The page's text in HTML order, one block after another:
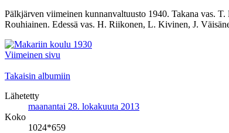
Pälkjärven viimeinen kunnanvaltuusto 1940. Takana vas.
Rouhiainen. Edessä vas. H. Riikonen, L. Kivinen, J.
Viimeinen sivu
Takaisin albumiin
Lähetetty
maanantai 28. lokakuuta 2013
Koko
1024*659